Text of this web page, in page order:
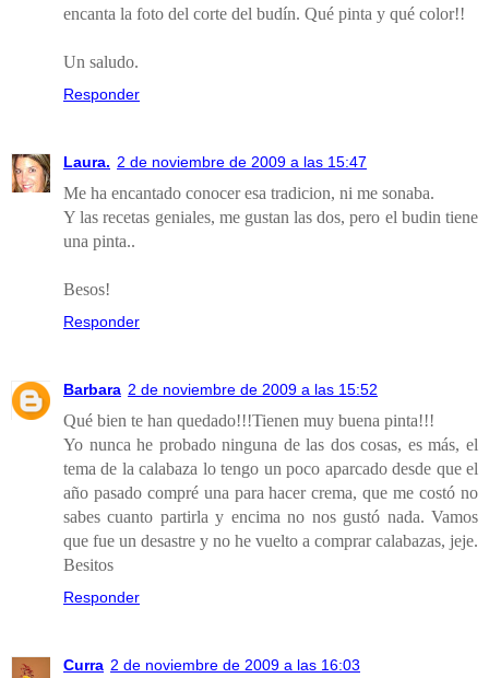
encanta la foto del corte del budín. Qué pinta y qué color!!
Un saludo.
Responder
Laura. 2 de noviembre de 2009 a las 15:47
Me ha encantado conocer esa tradicion, ni me sonaba.
Y las recetas geniales, me gustan las dos, pero el budin tiene
una pinta..
Besos!
Responder
Barbara 2 de noviembre de 2009 a las 15:52
Qué bien te han quedado!!!Tienen muy buena pinta!!!
Yo nunca he probado ninguna de las dos cosas, es más, el
tema de la calabaza lo tengo un poco aparcado desde que el
año pasado compré una para hacer crema, que me costó no
sabes cuanto partirla y encima no nos gustó nada. Vamos
que fue un desastre y no he vuelto a comprar calabazas, jeje.
Besitos
Responder
Curra 2 de noviembre de 2009 a las 16:03